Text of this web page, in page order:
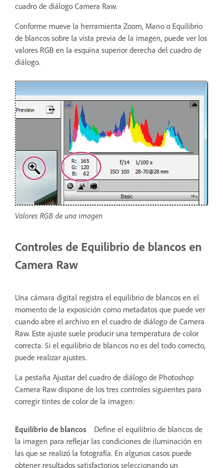
cuadro de diálogo Camera Raw.
Conforme mueve la herramienta Zoom, Mano o Equilibrio
de blancos sobre la vista previa de la imagen, puede ver los
valores RGB en la esquina superior derecha del cuadro de
diálogo.
Valores RGB de una imagen
Controles de Equilibrio de blancos en
Camera Raw
Una cámara digital registra el equilibrio de blancos en el
momento de la exposición como metadatos que puede ver
cuando abre el archivo en el cuadro de diálogo de Camera
Raw. Este ajuste suele producir una temperatura de color
correcta. Si el equilibrio de blancos no es del todo correcto,
puede realizar ajustes.
La pestaña Ajustar del cuadro de diálogo de Photoshop
Camera Raw dispone de los tres controles siguientes para
corregir tintes de color de la imagen:
Equilibrio de blancos
Define el equilibrio de blancos de
la imagen para reflejar las condiciones de iluminación en
las que se realizó la fotografía. En algunos casos puede
obtener resultados satisfactorios seleccionando un